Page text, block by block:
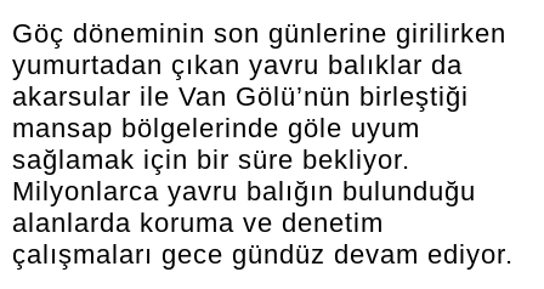
Göç döneminin son günlerine girilirken
yumurtadan çıkan yavru balıklar da
akarsular ile Van Gölü’nün birleştiği
mansap bölgelerinde göle uyum
sağlamak için bir süre bekliyor.
Milyonlarca yavru balığın bulunduğu
alanlarda koruma ve denetim
çalışmaları gece gündüz devam ediyor.